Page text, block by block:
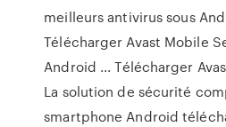
meilleurs antivirus sous
Télécharger Avast Mobile
Android ... Télécharger
La solution de sécurité
smartphone Android